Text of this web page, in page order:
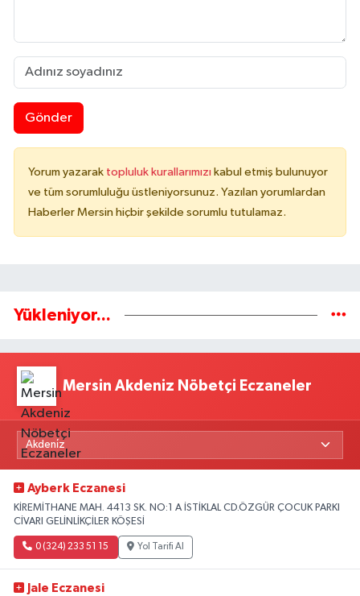
Gönder
Yorum yazarak topluluk kurallarımızı kabul etmiş bulunuyor
ve tüm sorumluluğu üstleniyorsunuz. Yazılan yorumlardan
Haberler Mersin hiçbir şekilde sorumlu tutulamaz.
Yükleniyor...
Mersin Akdeniz Nöbetçi Eczaneler
Ayberk Eczanesi
KİREMİTHANE MAH. 4413 SK. NO:1 A İSTİKLAL CD.ÖZGÜR ÇOCUK PARKI
CİVARI GELİNLİKÇİLER KÖŞESİ
0 (324) 233 51 15 Yol Tarifi Al
Jale Eczanesi